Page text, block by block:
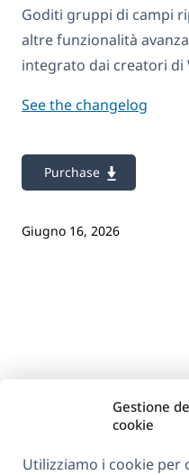
Gestione
cookie
Utilizziamo i cookie
Goditi gruppi di campi
altre funzionalità
integrato dai creatori di
See the changelog
Purchase
Giugno 16, 2026